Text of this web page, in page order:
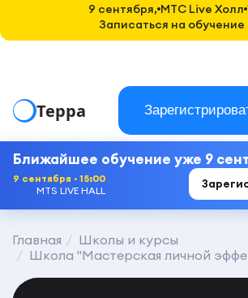
Терра
Ближайшее обучение уже 9
9 сентября · 15:00
MTS LIVE HALL
Главная
Школы и курсы
Школа "Мастерская личной
9 сентября, MTC Live Холл
Записаться на обучение